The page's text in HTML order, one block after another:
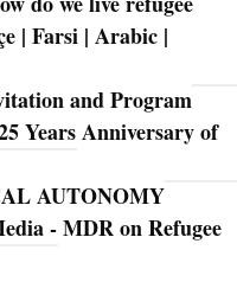
| Farsi | Arabic |
and Program
Years Anniversary of
AUTONOMY
- MDR on Refugee